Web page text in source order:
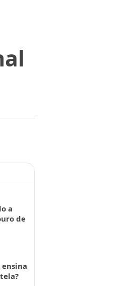
a
de
ensina